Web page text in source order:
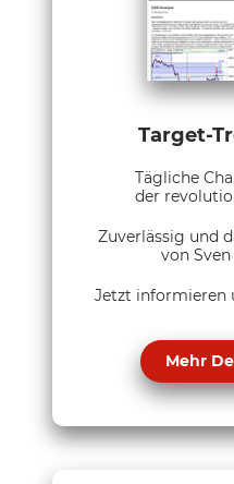
Target-
Tägliche
der
Zuverlässig und
von
Jetzt informieren
Mehr